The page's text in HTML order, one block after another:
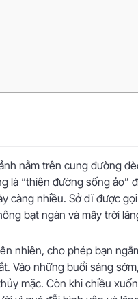
nằm trên cung đường
là “thiên đường sống ảo”
càng nhiều. Sở dĩ được
bạt ngàn và mây trời
nhiên, cho phép bạn
Vào những buổi sáng
mặc. Còn khi chiều